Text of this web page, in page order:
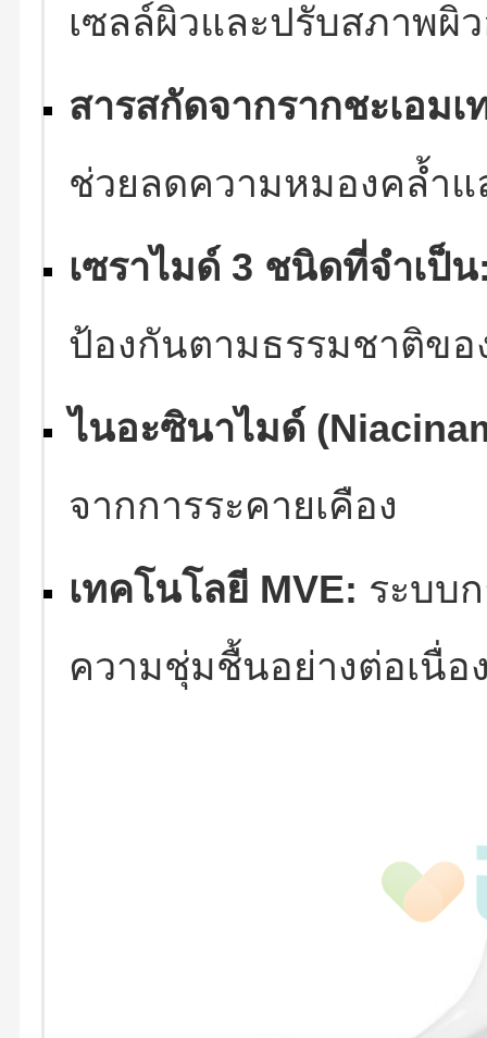
เซลล์ผิวและปรับสภาพผิ
สารสกัดจากรากชะเอม
ช่วยลดความหมองคล้ำแ
เซราไมด์ 3 ชนิดที่จำเป็
ป้องกันตามธรรมชาติขอ
ไนอะซินาไมด์
จากการระคายเคือง
เทคโนโลยี MVE: ระบบ
ความชุ่มชื้นอย่างต่อเนื่อ